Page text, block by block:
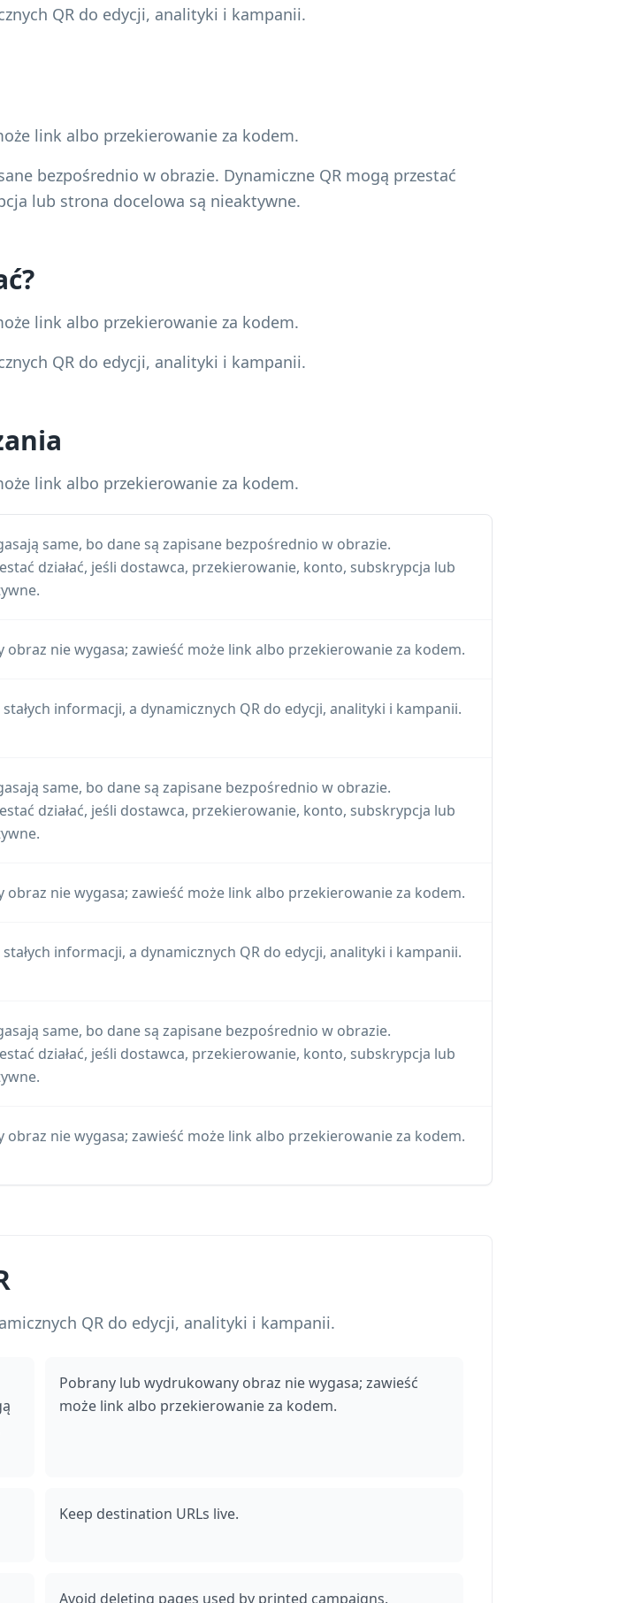
QR do edycji, analityki i kampanii.
link albo przekierowanie za kodem.
bezpośrednio w obrazie. Dynamiczne QR mogą przestać
lub strona docelowa są nieaktywne.
link albo przekierowanie za kodem.
QR do edycji, analityki i kampanii.
link albo przekierowanie za kodem.
same, bo dane są zapisane bezpośrednio w obrazie.
działać, jeśli dostawca, przekierowanie, konto, subskrypcja lub
nie wygasa; zawieść może link albo przekierowanie za kodem.
informacji, a dynamicznych QR do edycji, analityki i kampanii.
same, bo dane są zapisane bezpośrednio w obrazie.
działać, jeśli dostawca, przekierowanie, konto, subskrypcja lub
nie wygasa; zawieść może link albo przekierowanie za kodem.
informacji, a dynamicznych QR do edycji, analityki i kampanii.
same, bo dane są zapisane bezpośrednio w obrazie.
działać, jeśli dostawca, przekierowanie, konto, subskrypcja lub
nie wygasa; zawieść może link albo przekierowanie za kodem.
QR do edycji, analityki i kampanii.
Pobrany lub wydrukowany obraz nie wygasa; zawieść
może link albo przekierowanie za kodem.
Keep destination URLs live.
Avoid deleting pages used by printed campaigns.